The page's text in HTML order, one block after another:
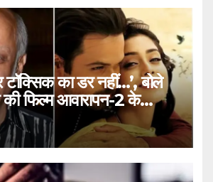
का डर नहीं…’, बोले
की फिल्म आवारापन-2 के
भट्ट – Mukesh
Hashmi
2 delay release